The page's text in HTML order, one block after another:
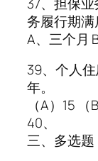
务履行期满
A、三个月
39、个人
年。
（A）15
40、
三、多选题